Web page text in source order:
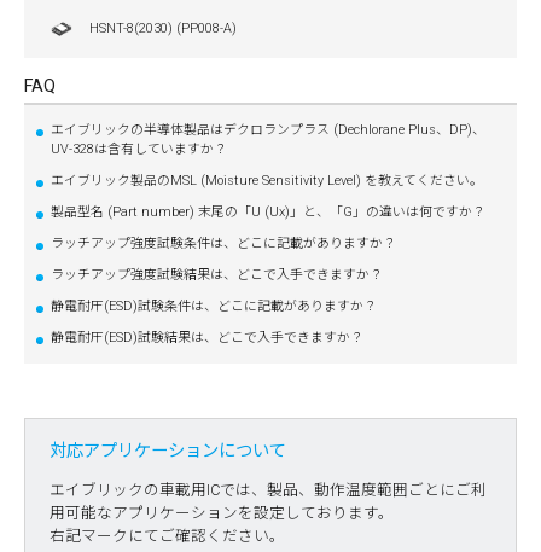
HSNT-8(2030) (PP008-A)
FAQ
エイブリックの半導体製品はデクロランプラス (Dechlorane Plus、DP)、
UV-328は含有していますか？
エイブリック製品のMSL (Moisture Sensitivity Level) を教えてください。
製品型名 (Part number) 末尾の「U (Ux)」と、「G」の違いは何ですか？
ラッチアップ強度試験条件は、どこに記載がありますか？
ラッチアップ強度試験結果は、どこで入手できますか？
静電耐圧(ESD)試験条件は、どこに記載がありますか？
静電耐圧(ESD)試験結果は、どこで入手できますか？
対応アプリケーションについて
エイブリックの車載用ICでは、製品、動作温度範囲ごとにご利
用可能なアプリケーションを設定しております。
右記マークにてご確認ください。